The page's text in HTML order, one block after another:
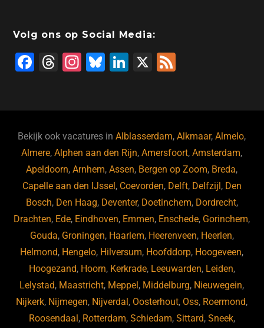
Volg ons op Social Media:
F
b
o
o
k
T
d
s
In
a
m
Bl
ky
Li
dI
n
X
Bekijk ook vacatures inAlblasserdam,Alkmaar,Almelo,
Almere,Alphen aan den Rijn,Amersfoort,Amsterdam,
Apeldoorn,Arnhem,Assen, Bergen op Zoom, Breda,
Capelle aan den IJssel, Coevorden, Delft, Delfzijl, Den
Bosch, Den Haag, Deventer, Doetinchem, Dordrecht,
Drachten, Ede, Eindhoven, Emmen, Enschede, Gorinchem,
Gouda, Groningen, Haarlem, Heerenveen, Heerlen,
Helmond, Hengelo, Hilversum, Hoofddorp, Hoogeveen,
Hoogezand, Hoorn, Kerkrade, Leeuwarden, Leiden,
Lelystad, Maastricht, Meppel, Middelburg, Nieuwegein,
Nijkerk, Nijmegen, Nijverdal, Oosterhout, Oss, Roermond,
Roosendaal, Rotterdam, Schiedam, Sittard, Sneek,